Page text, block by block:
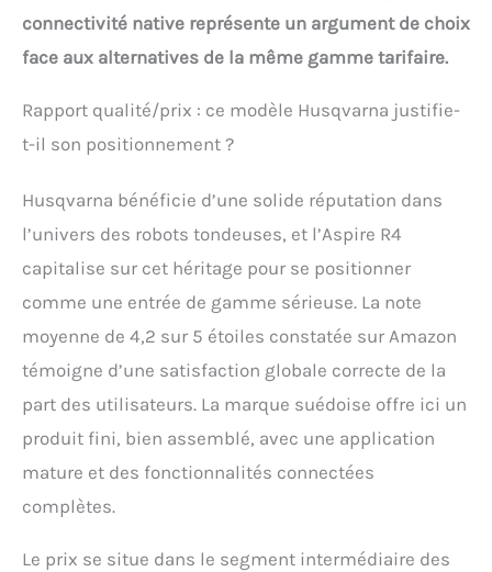
connectivité native représente un argument de choix
face aux alternatives de la même gamme tarifaire.
Rapport qualité/prix : ce modèle Husqvarna justifie-
t-il son positionnement ?
Husqvarna bénéficie d’une solide réputation dans
l’univers des robots tondeuses, et l’Aspire R4
capitalise sur cet héritage pour se positionner
comme une entrée de gamme sérieuse. La note
moyenne de 4,2 sur 5 étoiles constatée sur Amazon
témoigne d’une satisfaction globale correcte de la
part des utilisateurs. La marque suédoise offre ici un
produit fini, bien assemblé, avec une application
mature et des fonctionnalités connectées
complètes.
Le prix se situe dans le segment intermédiaire des